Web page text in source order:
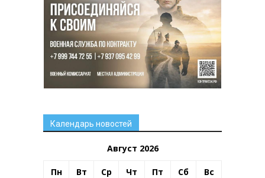
Календарь новостей
Август 2026
Пн Вт Ср Чт Пт Сб Вс